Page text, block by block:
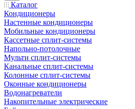
Каталог
Кондиционеры
Настенные кондиционеры
Мобильные кондиционеры
Кассетные сплит-системы
Напольно-потолочные
Мульти сплит-системы
Канальные сплит-системы
Колонные сплит-системы
Оконные кондиционеры
Водонагреватели
Накопительные электрические